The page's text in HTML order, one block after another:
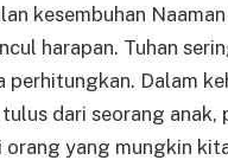
kesembuhan
harapan. Tuhan
Dalam
dari seorang
orang yang mungkin